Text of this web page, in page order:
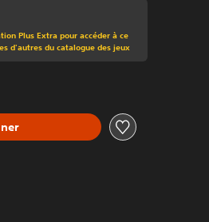
rapport au prix d'origine de €24,99
Plus Extra pour accéder à ce
d'autres du catalogue des jeux